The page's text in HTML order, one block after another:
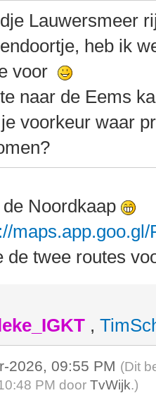
Lauwersmeer
heb ik
voor
naar de Eems
voorkeur waar
de Noordkaap
de twee routes
,
2026, 09:55 PM (Dit
PM doorTvWijk.)